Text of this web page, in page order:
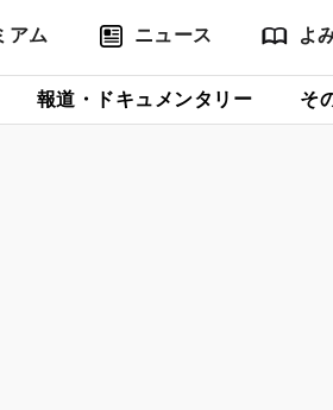
アム ニュース よ
報道・ドキュメンタリー そ